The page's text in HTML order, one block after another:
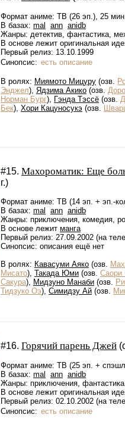
Формат аниме: ТВ (26 эп.), 25
В базах: mal ann anidb
Жанры: детектив, фантастика,
В основе лежит оригинальная
Первый релиз: 13.10.1999
Синопсис: есть описание
В ролях: Миямото Мицуру (озв.
Энджел), Ядзима Акико (озв.
Норман Бург), Гэнда Тэссё (озв.
Бек), Хори Кацуносукэ (озв.
#15. Махороматик: Еще
г.)
Формат аниме: ТВ (14 эп. + эп.-
В базах: mal ann anidb
Жанры: приключения, комедия,
В основе лежит манга
Первый релиз: 27.09.2002 (на
Синопсис: описания ещё нет
В ролях: Кавасуми Аяко (озв.
Мисато), Такада Юми (озв. Саори
Сакура), Мидзуно Манаби (озв.
Тидзуко Оэ), Симидзу Ай (озв.
#16. Горячий парень Джей
Формат аниме: ТВ (25 эп. +
В базах: mal ann anidb
Жанры: приключения,
В основе лежит оригинальная
Первый релиз: 02.10.2002 (на
Синопсис: есть описание